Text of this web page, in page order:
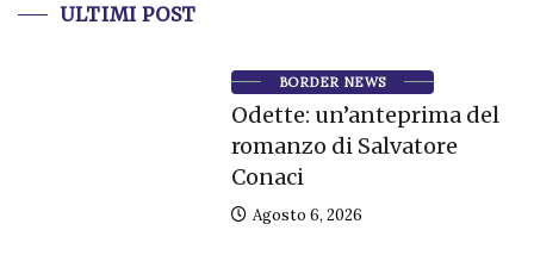
ULTIMI POST
BORDER NEWS
Odette: un’anteprima del
romanzo di Salvatore
Conaci
Agosto 6, 2026